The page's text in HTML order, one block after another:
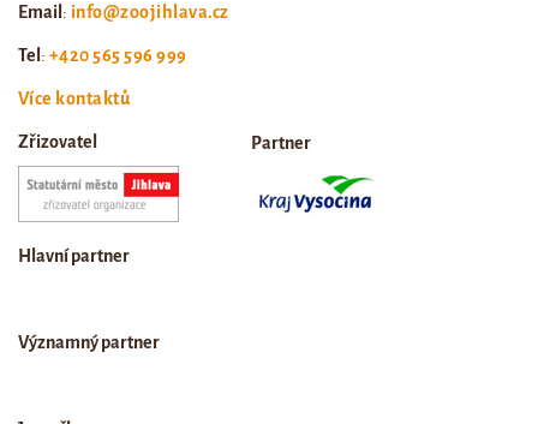
Email : info@zoojihlava.cz
Tel : +420 565 596 999
Více kontaktů
Zřizovatel Partner
Hlavní partner
Významný partner